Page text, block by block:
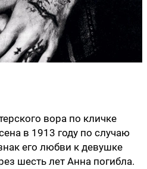
вора по кличке
в 1913 году по случаю
его любви к девушке
шесть лет Анна погибла.